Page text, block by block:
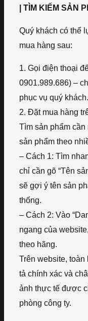
| TÌM KIẾM SẢN
Quý khách có thể
mua hàng sau:
1. Gọi điện thoại
0901.989.686) –
phục vụ quý khách.
2. Đặt mua hàng
Tìm sản phẩm cần
sản phẩm theo
– Cách 1: Tìm
chỉ cần gõ “Tên
sẽ gợi ý tên sản
thống.
– Cách 2: Vào
ngang của
theo hãng.
Trên website,
tả chính xác và
ảnh thực tế được
phòng công ty.